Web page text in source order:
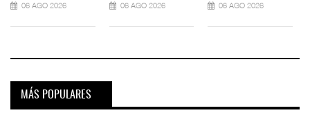
06 AGO 2026 06 AGO 2026 06 AGO 2026
MÁS POPULARES